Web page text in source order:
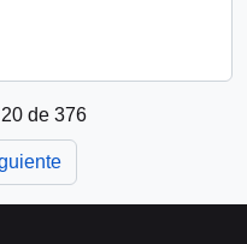
de 376